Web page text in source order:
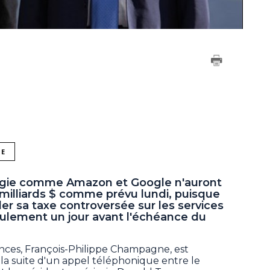
comme Amazon et Google n'auront
$ comme prévu lundi, puisque
sa taxe controversée sur les services
un jour avant l'échéance du
François-Philippe Champagne, est
suite d'un appel téléphonique entre le